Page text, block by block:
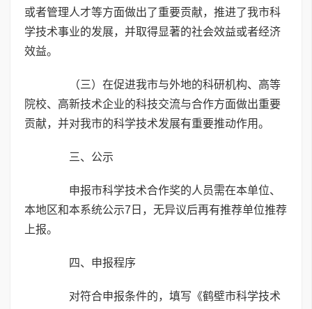
或者管理人才等方面做出了重要贡献，推进了我市科
学技术事业的发展，并取得显著的社会效益或者经济
效益。
（三）在促进我市与外地的科研机构、高等
院校、高新技术企业的科技交流与合作方面做出重要
贡献，并对我市的科学技术发展有重要推动作用。
三、公示
申报市科学技术合作奖的人员需在本单位、
本地区和本系统公示7日，无异议后再有推荐单位推荐
上报。
四、申报程序
对符合申报条件的，填写《鹤壁市科学技术